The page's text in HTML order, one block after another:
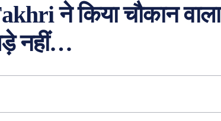
ने किया चौकान वाला
नहीं…